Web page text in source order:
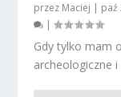
przez Maciej | paź
|
Gdy tylko mam
archeologiczne